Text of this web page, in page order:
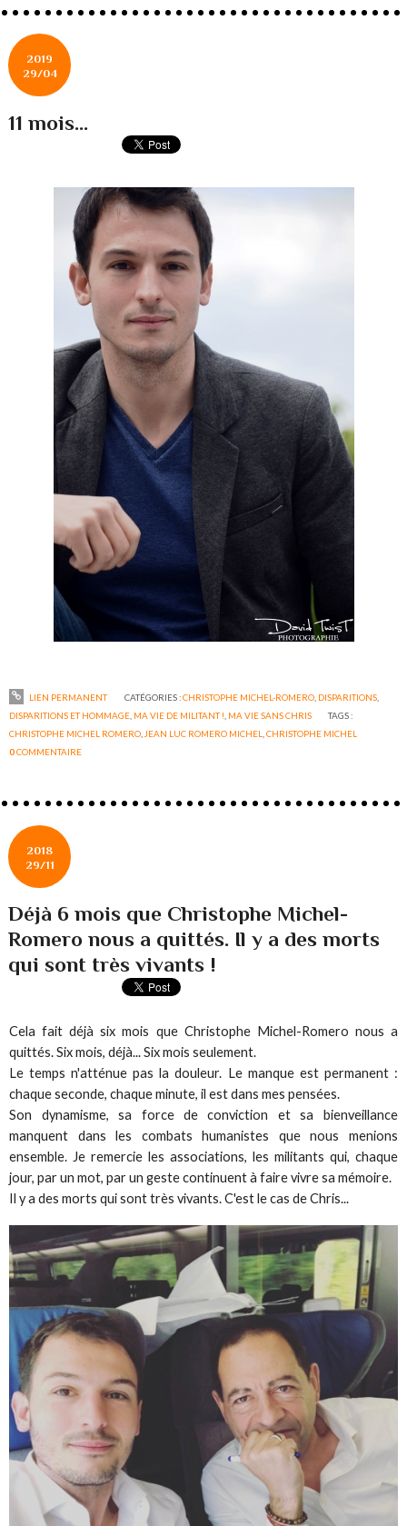
2019
29/04
11 mois...
LIEN PERMANENT CATÉGORIES :CHRISTOPHE MICHEL-ROMERO, DISPARITIONS,
DISPARITIONS ET HOMMAGE MA VIE DE MILITANT ! MA VIE SANS CHRIS
TAGS :
CHRISTOPHE MICHEL ROMERO JEAN LUC ROMERO MICHEL ,CHRISTOPHE MICHEL
0COMMENTAIRE
2018
29/11
Déjà 6 mois que Christophe Michel-
Romero nous a quittés. Il y a des morts
qui sont très vivants !
Cela fait déjà six mois que Christophe Michel-Romero nous a
quittés. Six mois, déjà... Six mois seulement.
Le temps n'atténue pas la douleur. Le manque est permanent :
chaque seconde, chaque minute, il est dans mes pensées.
Son dynamisme, sa force de conviction et sa bienveillance
manquent dans les combats humanistes que nous menions
ensemble. Je remercie les associations, les militants qui, chaque
jour, par un mot, par un geste continuent à faire vivre sa mémoire.
Il y a des morts qui sont très vivants. C'est le cas de Chris...